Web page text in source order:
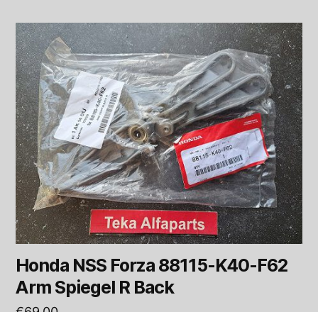
Honda NSS Forza 88115-K40-F62
Arm Spiegel R Back